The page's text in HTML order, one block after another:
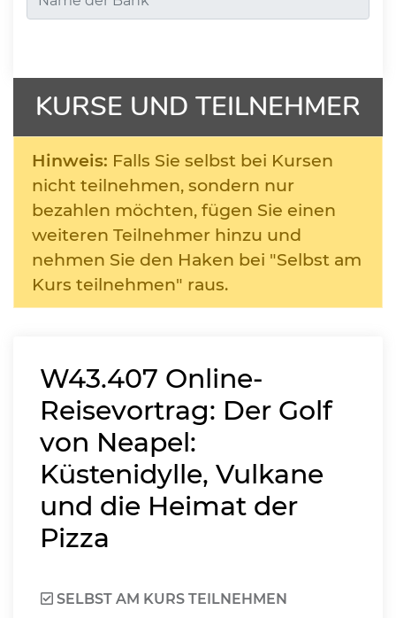
KURSE UND TEILNEHMER
Hinweis: Falls Sie selbst bei Kursen
nicht teilnehmen, sondern nur
bezahlen möchten, fügen Sie einen
weiteren Teilnehmer hinzu und
nehmen Sie den Haken bei "Selbst am
Kurs teilnehmen" raus.
W43.407 Online-
Reisevortrag: Der Golf
von Neapel:
Küstenidylle, Vulkane
und die Heimat der
Pizza
SELBST AM KURS TEILNEHMEN